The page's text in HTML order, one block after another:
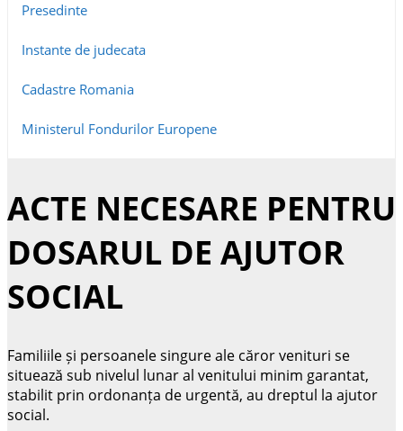
Presedinte
Instante de judecata
Cadastre Romania
Ministerul Fondurilor Europene
ACTE NECESARE PENTRU
DOSARUL DE AJUTOR
SOCIAL
Familiile și persoanele singure ale căror venituri se
situează sub nivelul lunar al venitului minim garantat,
stabilit prin ordonanța de urgentă, au dreptul la ajutor
social.